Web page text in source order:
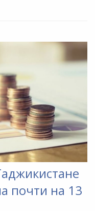
почти на 13